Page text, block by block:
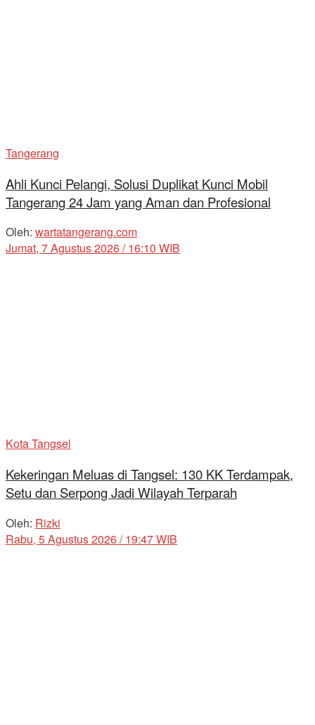
Tangerang
Ahli Kunci Pelangi, Solusi Duplikat Kunci Mobil
Tangerang 24 Jam yang Aman dan Profesional
Oleh: wartatangerang.com
Jumat, 7 Agustus 2026 / 16:10 WIB
Kota Tangsel
Kekeringan Meluas di Tangsel: 130 KK Terdampak,
Setu dan Serpong Jadi Wilayah Terparah
Oleh: Rizki
Rabu, 5 Agustus 2026 / 19:47 WIB